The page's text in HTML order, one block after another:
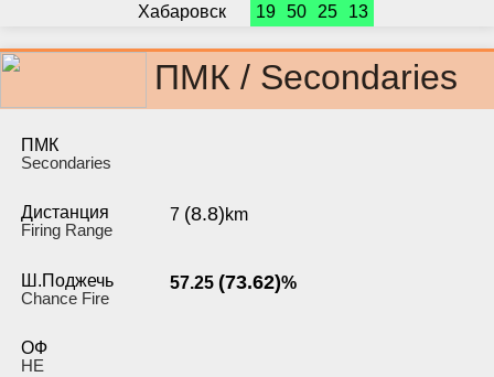
Хабаровск 19 50 25 13
ПМК / Secondaries
ПМК
Secondaries
Дистанция
Firing Range
7 (8.8)km
Ш.Поджечь
Chance Fire
57.25 (73.62)%
ОФ
HE